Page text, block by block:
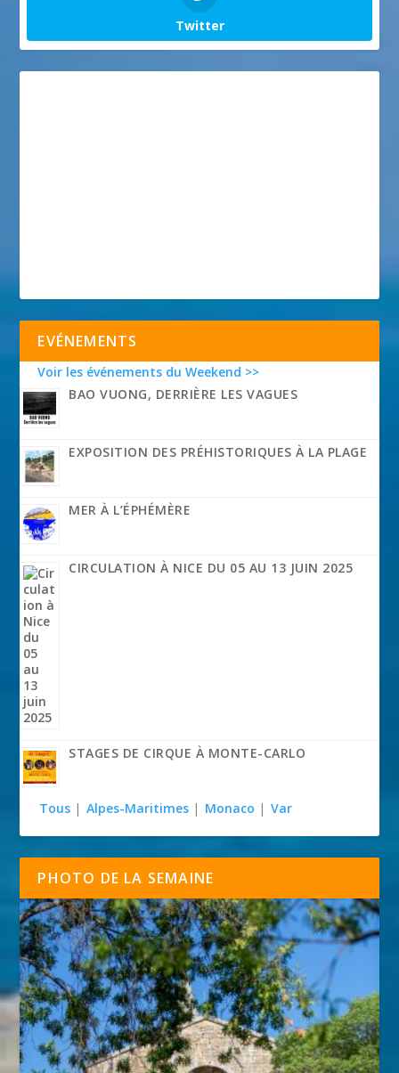
Twitter
EVÉNEMENTS
Voir les événements du Weekend >>
BAO VUONG, DERRIÈRE LES VAGUES
EXPOSITION DES PRÉHISTORIQUES À LA PLAGE
MER À L’ÉPHÉMÈRE
CIRCULATION À NICE DU 05 AU 13 JUIN 2025
STAGES DE CIRQUE À MONTE-CARLO
Tous | Alpes-Maritimes | Monaco | Var
PHOTO DE LA SEMAINE